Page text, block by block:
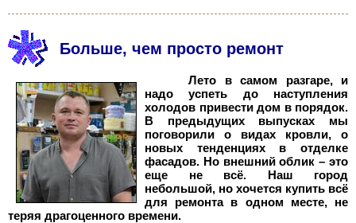
Больше, чем просто ремонт
Лето в самом разгаре, и
надо успеть до наступления
холодов привести дом в порядок.
В предыдущих выпусках мы
поговорили о видах кровли, о
новых тенденциях в отделке
фасадов. Но внешний облик – это
еще не всё. Наш город
небольшой, но хочется купить всё
для ремонта в одном месте, не
теряя драгоценного времени.